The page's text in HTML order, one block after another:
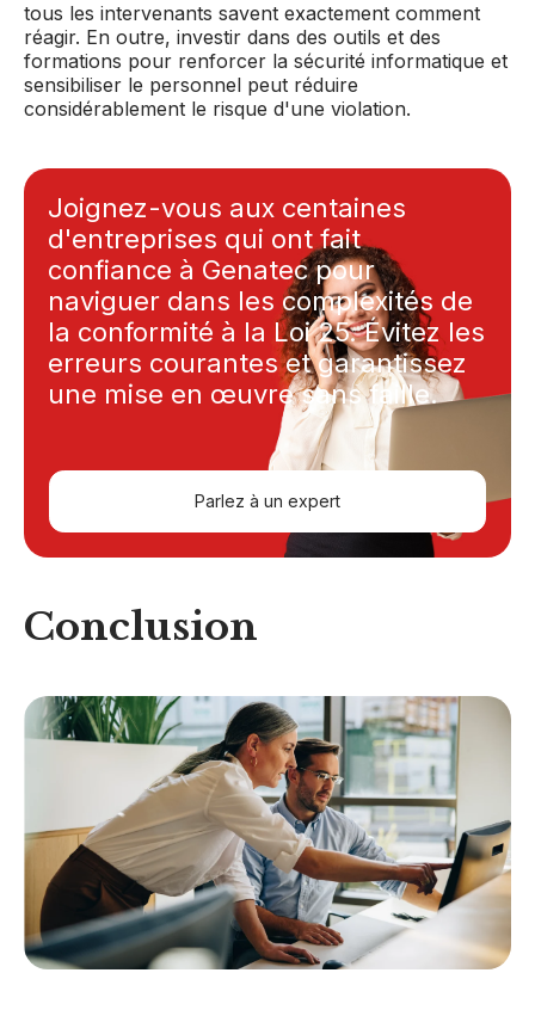
tous les intervenants savent exactement comment
réagir. En outre, investir dans des outils et des
formations pour renforcer la sécurité informatique et
sensibiliser le personnel peut réduire
considérablement le risque d'une violation.
Joignez-vous aux centaines
d'entreprises qui ont fait
confiance à Genatec pour
naviguer dans les complexités de
la conformité à la Loi 25.Évitez les
erreurs courantes et garantissez
une mise en œuvre sans faille.
Parlez à un expert
Conclusion